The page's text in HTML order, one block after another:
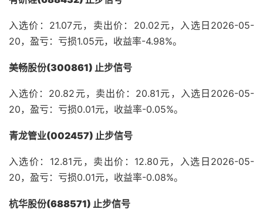
入选价：21.07元，卖出价：20.02元，入选日2026-05-
20，盈亏：亏损1.05元，收益率-4.98%。
美畅股份(300861) 止步信号
入选价：20.82元，卖出价：20.81元，入选日2026-05-
20，盈亏：亏损0.01元，收益率-0.05%。
青龙管业(002457) 止步信号
入选价：12.81元，卖出价：12.80元，入选日2026-05-
20，盈亏：亏损0.01元，收益率-0.08%。
杭华股份(688571) 止步信号